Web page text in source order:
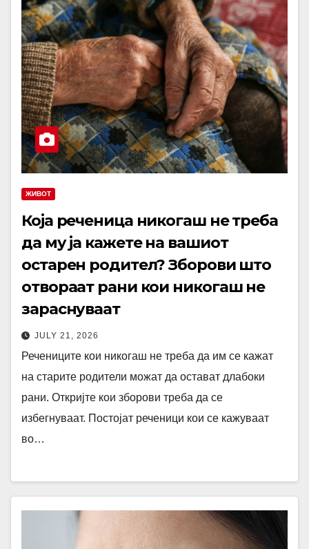
ЖИВОТ
Која реченица никогаш не треба
да му ја кажете на вашиот
остарен родител? Зборови што
отвораат рани кои никогаш не
зараснуваат
JULY 21, 2026
Речениците кои никогаш не треба да им се кажат
на старите родители можат да остават длабоки
рани. Откријте кои зборови треба да се
избегнуваат. Постојат реченици кои се кажуваат
во…